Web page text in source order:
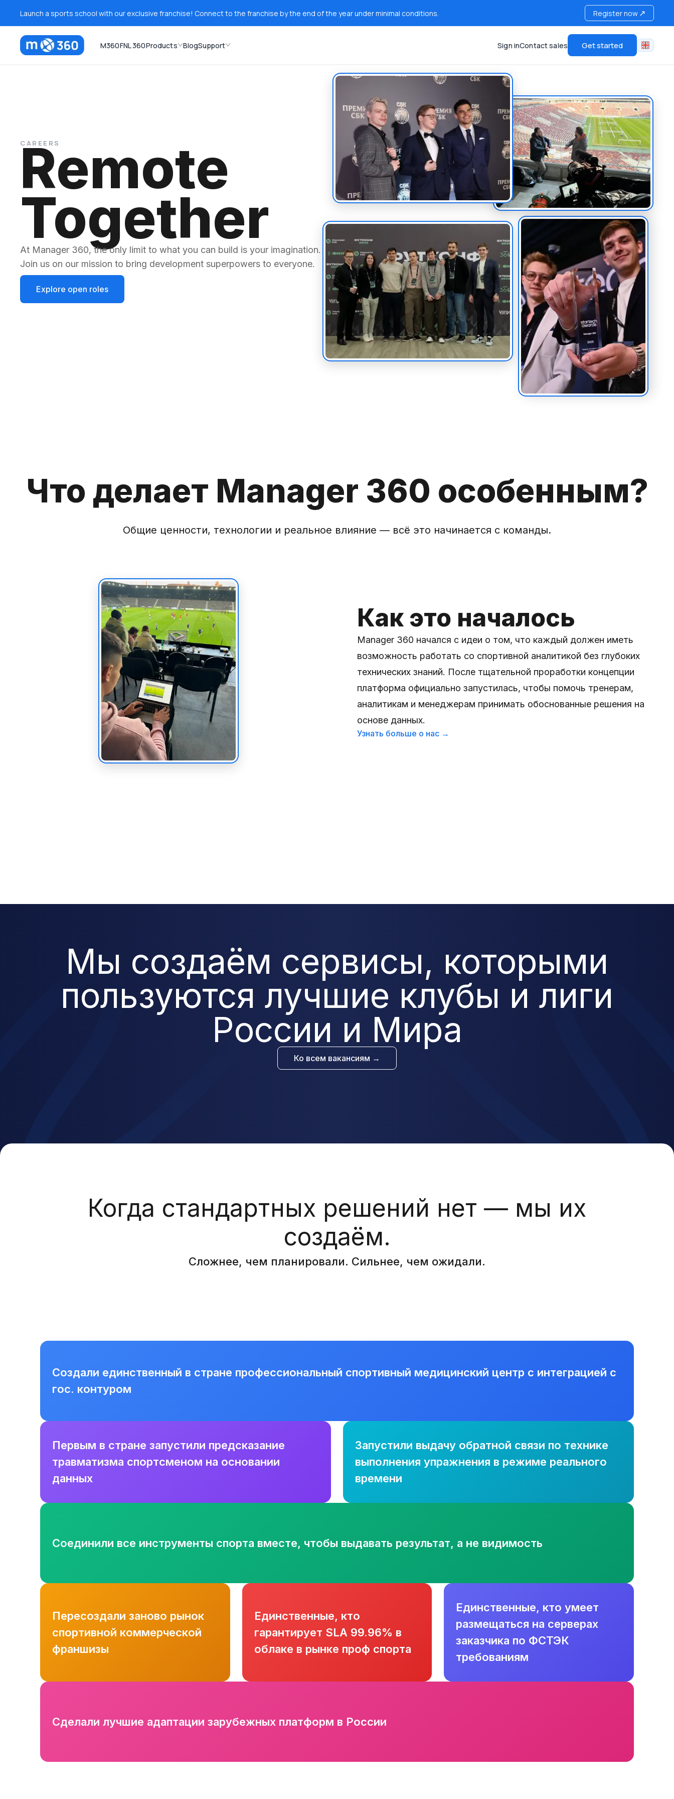
Launch a sports school with our exclusive franchise! Connect to the franchise by the end of the year under minimal conditions. Register now ↗
M360FNL 360Products BlogSupport Sign inContact sales Get started
CAREERS
Remote
Together
At Manager 360, the only limit to what you can build is your imagination.
Join us on our mission to bring development superpowers to everyone.
Explore open roles
Что делает Manager 360 особенным?
Общие ценности, технологии и реальное влияние — всё это начинается с команды.
Как это началось
Manager 360 начался с идеи о том, что каждый должен иметь
возможность работать со спортивной аналитикой без глубоких
технических знаний. После тщательной проработки концепции
платформа официально запустилась, чтобы помочь тренерам,
аналитикам и менеджерам принимать обоснованные решения на
основе данных.
Узнать больше о нас →
Мы создаём сервисы, которыми
пользуются лучшие клубы и лиги
России и Мира
Ко всем вакансиям →
Когда стандартных решений нет — мы их
создаём.
Сложнее, чем планировали. Сильнее, чем ожидали.
Создали единственный в стране профессиональный спортивный медицинский центр с интеграцией с
гос. контуром
Первым в стране запустили предсказание
травматизма спортсменом на основании
данных
Запустили выдачу обратной связи по технике
выполнения упражнения в режиме реального
времени
Соединили все инструменты спорта вместе, чтобы выдавать результат, а не видимость
Пересоздали заново рынок
спортивной коммерческой
франшизы
Единственные, кто
гарантирует SLA 99.96% в
облаке в рынке проф спорта
Единственные, кто умеет
размещаться на серверах
заказчика по ФСТЭК
требованиям
Сделали лучшие адаптации зарубежных платформ в России